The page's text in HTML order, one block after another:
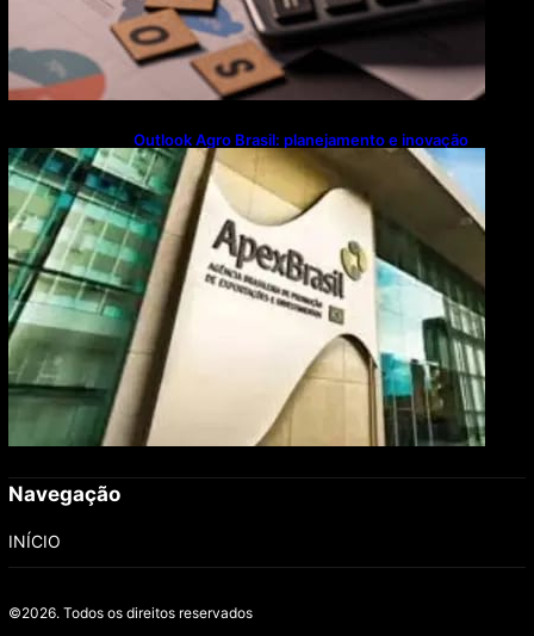
Outlook Agro Brasil: planejamento e inovação
pautam debates sobre futuro do agronegócio
Navegação
INÍCIO
©2026. Todos os direitos reservados